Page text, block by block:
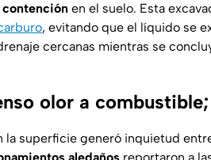
en el suelo. Esta
, evitando que el líquido se
cercanas mientras se
olor a
la superficie generó inquietud